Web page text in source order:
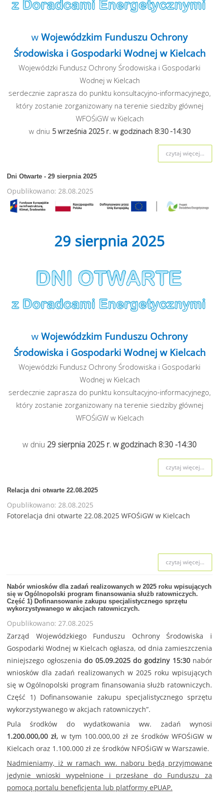
w Wojewódzkim Funduszu Ochrony
Środowiska i Gospodarki Wodnej w Kielcach
Wojewódzki Fundusz Ochrony Środowiska i Gospodarki
Wodnej w Kielcach
serdecznie zaprasza do punktu konsultacyjno-informacyjnego,
który zostanie zorganizowany na terenie siedziby głównej
WFOŚiGW w Kielcach
w dniu 5 września 2025 r. w godzinach 8:30 -14:30
czytaj więcej...
Dni Otwarte - 29 sierpnia 2025
Opublikowano: 28.08.2025
29 sierpnia 2025
w Wojewódzkim Funduszu Ochrony
Środowiska i Gospodarki Wodnej w Kielcach
Wojewódzki Fundusz Ochrony Środowiska i Gospodarki
Wodnej w Kielcach
serdecznie zaprasza do punktu konsultacyjno-informacyjnego,
który zostanie zorganizowany na terenie siedziby głównej
WFOŚiGW w Kielcach
w dniu 29 sierpnia 2025 r. w godzinach 8:30 -14:30
czytaj więcej...
Relacja dni otwarte 22.08.2025
Opublikowano: 28.08.2025
Fotorelacja dni otwarte 22.08.2025WFOŚiGW w Kielcach
czytaj więcej...
Nabór wniosków dla zadań realizowanych w 2025 roku wpisujących
się w Ogólnopolski program finansowania służb ratowniczych.
Część 1) Dofinansowanie zakupu specjalistycznego sprzętu
wykorzystywanego w akcjach ratowniczych.
Opublikowano: 27.08.2025
Zarząd Wojewódzkiego Funduszu Ochrony Środowiska i
Gospodarki Wodnej w Kielcach ogłasza, od dnia zamieszczenia
niniejszego ogłoszenia do 05.09.2025 do godziny 15:30nabór
wniosków dla zadań realizowanych w 2025 roku wpisujących
się w Ogólnopolski program finansowania służb ratowniczych.
Część 1) Dofinansowanie zakupu specjalistycznego sprzętu
wykorzystywanego w akcjach ratowniczych”.
Pula środków do wydatkowania ww. zadań wynosi
1.200.000,00 zł, w tym 100.000,00 zł ze środków WFOŚiGW w
Kielcach oraz 1.100.000 zł ze środków NFOŚiGW w Warszawie.
Nadmieniamy, iż w ramach ww. naboru będą przyjmowane
jedynie wnioski wypełnione i przesłane do Funduszu za
pomocą portalu beneficjenta lub platformy ePUAP.